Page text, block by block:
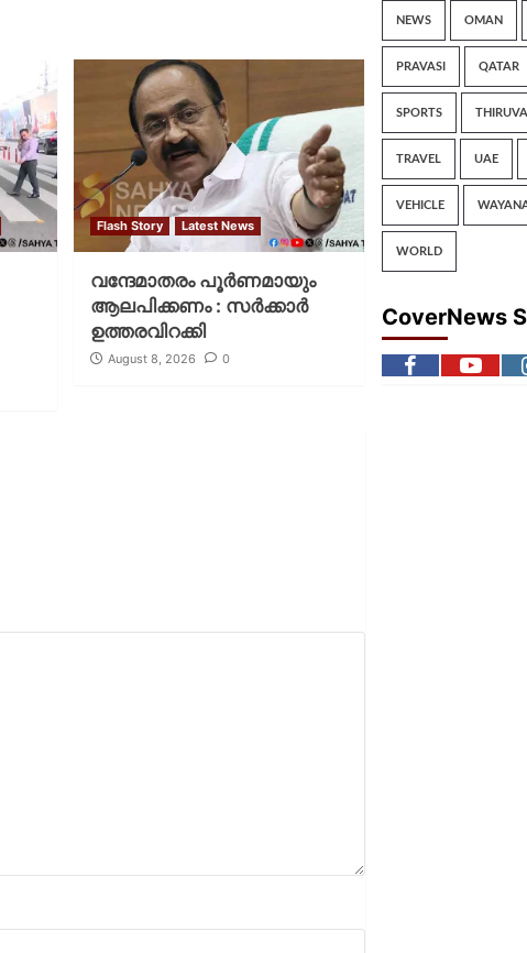
Flash Story Latest News
വന്ദേമാതരം പൂര്‍ണമായും
ആലപിക്കണം : സര്‍ക്കാര്‍
ഉത്തരവിറക്കി
August 8, 2026 0
NEWS OMAN
PRAVASI QATAR
SPORTS
TRAVEL UAE
VEHICLE
WORLD
CoverNews